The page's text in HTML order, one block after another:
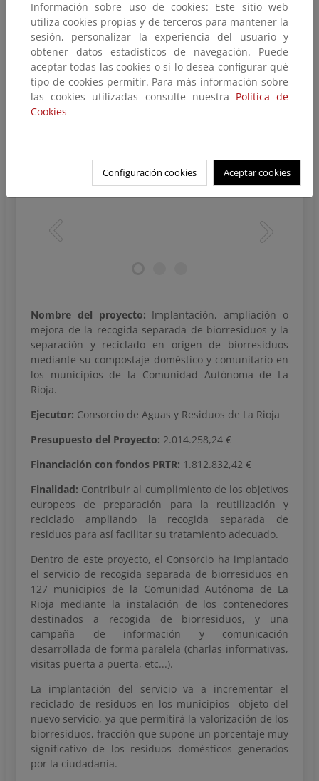
Recuperación, Transformación y Resiliencia se
pretenden ejecutar en toda España más de 1.000
proyectos para implementar o mejorar la recogida
separada de biorresiduos así como otros 200
proyectos destinados a la recogida separada de otro
tipo de residuos (aceites usados, textiles o envases).
Nombre del proyecto: Implantación, ampliación o
mejora de la recogida separada de biorresiduos y la
separación y reciclado en origen de biorresiduos
mediante su compostaje doméstico y comunitario en
los municipios de la Comunidad Autónoma de La
Rioja.
Ejecutor: Consorcio de Aguas y Residuos de La Rioja
Presupuesto del Proyecto: 2.014.258,24 €
Financiación con fondos PRTR: 1.812.832,42 €
Finalidad: Contribuir al cumplimiento de los objetivos
europeos de preparación para la reutilización y
reciclado ampliando la recogida separada de
residuos para así facilitar su tratamiento adecuado.
Dentro de este proyecto, el Consorcio ha implantado
el servicio de recogida separada de biorresiduos en
127 municipios de la Comunidad Autónoma de La
Rioja mediante la instalación de los contenedores
destinados a recogida de biorresiduos, y una
campaña de información y comunicación
desarrollada de forma paralela (charlas informativas,
visitas puerta a puerta, etc...).
La implantación del servicio va a incrementar el
reciclado de residuos en los municipios objeto del
nuevo servicio, ya que permitirá la valorización de los
biorresiduos, fracción que supone un porcentaje muy
significativo de los residuos domésticos generados
por la ciudadanía.
Información sobre uso de cookies: Este sitio web
utiliza cookies propias y de terceros para mantener la
sesión, personalizar la experiencia del usuario y
obtener datos estadísticos de navegación. Puede
aceptar todas las cookies o si lo desea configurar qué
tipo de cookies permitir. Para más información sobre
las cookies utilizadas consulte nuestra Política de
Cookies
Configuración cookies Aceptar cookies